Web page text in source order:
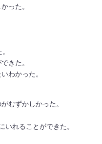
った。
きた。
わかった。
むずかしかった。
いれることができた。